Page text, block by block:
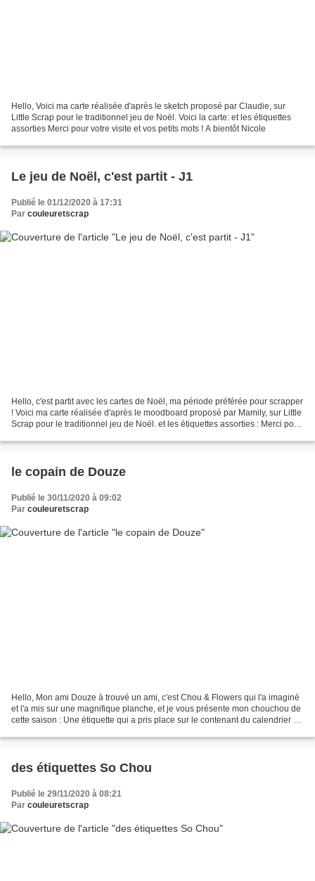
Hello, Voici ma carte réalisée d'après le sketch proposé par Claudie, sur
Little Scrap pour le traditionnel jeu de Noël. Voici la carte: et les étiquettes
assorties Merci pour votre visite et vos petits mots ! A bientôt Nicole
Le jeu de Noël, c'est partit - J1
Publié le 01/12/2020 à 17:31
Par couleuretscrap
Hello, c'est partit avec les cartes de Noël, ma période préférée pour scrapper
! Voici ma carte réalisée d'après le moodboard proposé par Mamily, sur Little
Scrap pour le traditionnel jeu de Noël. et les étiquettes assorties : Merci pour
le copain de Douze
Publié le 30/11/2020 à 09:02
Par couleuretscrap
Hello, Mon ami Douze à trouvé un ami, c'est Chou & Flowers qui l'a imaginé
et l'a mis sur une magnifique planche, et je vous présente mon chouchou de
cette saison : Une étiquette qui a pris place sur le contenant du calendrier de
des étiquettes So Chou
Publié le 29/11/2020 à 08:21
Par couleuretscrap